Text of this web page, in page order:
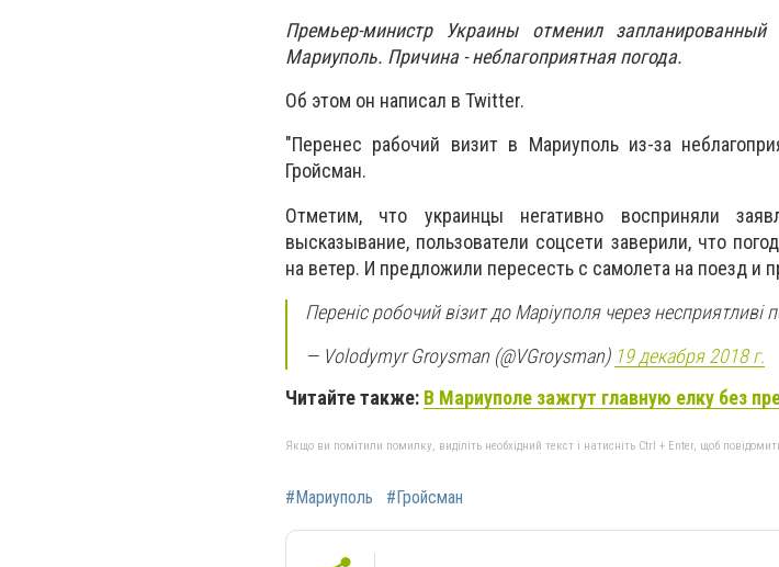
Премьер-министр Украины отменил
Мариуполь. Причина - неблагоприятная погода.
Об этом он написал в Twitter.
"Перенес рабочий визит в Мариуполь из-за
Гройсман.
Отметим, что украинцы негативно восприняли
высказывание, пользователи соцсети заверили, что
на ветер. И предложили пересесть с самолета на поезд и
Переніс робочий візит до Маріуполя через несприятливі
— Volodymyr Groysman (@VGroysman) 19 декабря 2018 г.
Читайте также: В Мариуполе зажгут главную елку без
Якщо ви помітили помилку, виділіть необхідний текст і натисніть Ctrl + Enter, щоб
#Мариуполь #Гройсман